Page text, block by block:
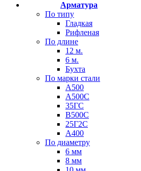
Качественные
Арматура
По типу
Гладкая
Рифленая
По длине
12 м.
6 м.
Бухта
По марки стали
А500
А500С
35ГС
В500С
25Г2С
А400
По диаметру
6 мм
8 мм